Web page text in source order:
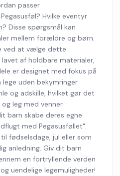
passer
Hvilke eventyr
Disse spørgsmål kan
mellem forældre og børn.
ved at vælge dette
af holdbare materialer,
er designet med fokus på
uden bekymringer.
og adskille, hvilket gør det
leg med venner.
barn skabe deres egne
med Pegasusføllet".
fødselsdage, jul eller som
anledning. Giv dit barn
en fortryllende verden
uendelige legemuligheder!